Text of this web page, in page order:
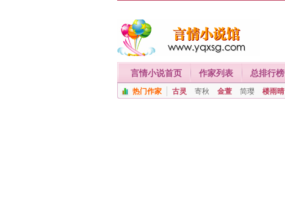
言情小说首页 作家列表 总排行榜
热门作家 古灵 寄秋 金萱 简璎 楼雨晴